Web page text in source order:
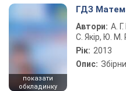
показати
обкладинку
ГДЗ
Автори: А.
С. Якір, Ю. М.
Рік: 2013
Опис: